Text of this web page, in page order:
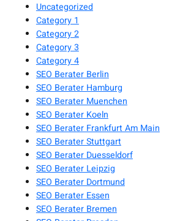
Uncategorized
Category 1
Category 2
Category 3
Category 4
SEO Berater Berlin
SEO Berater Hamburg
SEO Berater Muenchen
SEO Berater Koeln
SEO Berater Frankfurt Am Main
SEO Berater Stuttgart
SEO Berater Duesseldorf
SEO Berater Leipzig
SEO Berater Dortmund
SEO Berater Essen
SEO Berater Bremen